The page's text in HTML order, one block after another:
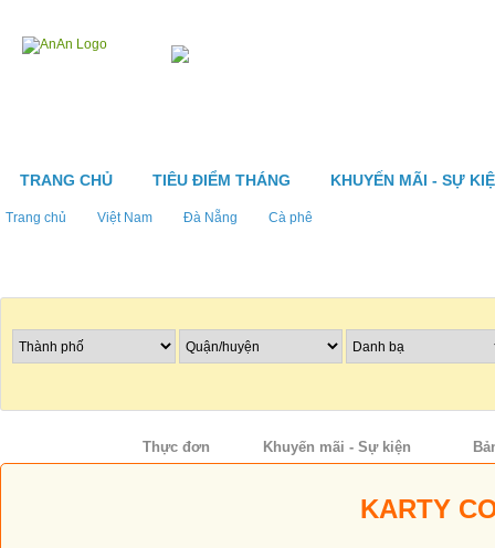
TRANG CHỦ TIÊU ĐIỂM THÁNG KHUYẾN MÃI - SỰ
Trang chủ Việt Nam Đà Nẵng Cà phê
Thực đơn Khuyến mãi - Sự kiện
KARTY